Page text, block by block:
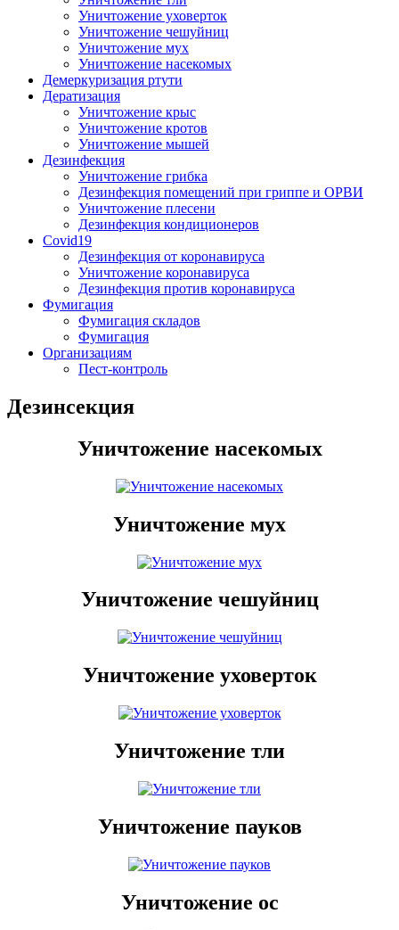
Уничтожение уховерток
Уничтожение чешуйниц
Уничтожение мух
Уничтожение насекомых
Демеркуризация ртути
Дератизация
Уничтожение крыс
Уничтожение кротов
Уничтожение мышей
Дезинфекция
Уничтожение грибка
Дезинфекция помещений при гриппе и ОРВИ
Уничтожение плесени
Дезинфекция кондиционеров
Covid19
Дезинфекция от коронавируса
Уничтожение коронавируса
Дезинфекция против коронавируса
Фумигация
Фумигация складов
Фумигация
Организациям
Пест-контроль
Дезинсекция
Уничтожение насекомых
Уничтожение мух
Уничтожение чешуйниц
Уничтожение уховерток
Уничтожение тли
Уничтожение пауков
Уничтожение ос